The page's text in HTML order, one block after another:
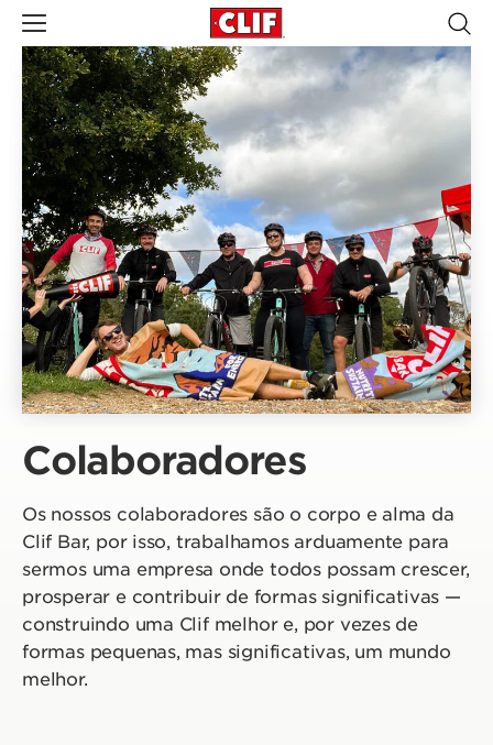
Colaboradores
Os nossos colaboradores são o corpo e alma da
Clif Bar, por isso, trabalhamos arduamente para
sermos uma empresa onde todos possam crescer,
prosperar e contribuir de formas significativas —
construindo uma Clif melhor e, por vezes de
formas pequenas, mas significativas, um mundo
melhor.